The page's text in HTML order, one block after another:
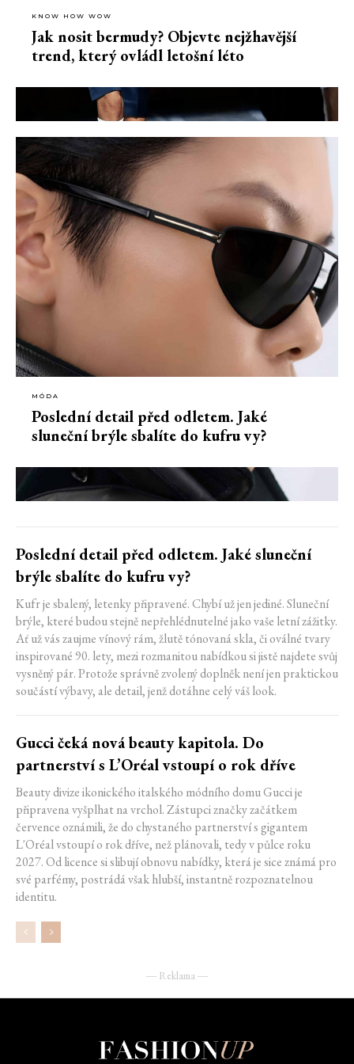
KNOW HOW WOW
Jak nosit bermudy? Objevte nejžhavější
trend, který ovládl letošní léto
MÓDA
Poslední detail před odletem. Jaké
sluneční brýle sbalíte do kufru vy?
Poslední detail před odletem. Jaké sluneční
brýle sbalíte do kufru vy?
Kufr je sbalený, letenky připravené. Chybí už jen jediné. Sluneční
brýle, které budou stejně nepřehlédnutelné jako vaše letní zážitky.
Ať už vás zaujme vínový rám, žlutě tónovaná skla, či oválné tvary
inspirované 90. lety, mezi rozmanitou nabídkou si jistě najdete svůj
vysněný pár. Protože správně zvolený doplněk není jen praktickou
součástí výbavy, ale detail, jenž dotáhne celý váš look.
Gucci čeká nová beauty kapitola. Do
partnerství s L’Oréal vstoupí o rok dříve
Beauty divize ikonického italského módního domu Gucci je
připravena vyšplhat na vrchol. Zástupci značky začátkem
července oznámili, že do chystaného partnerství s gigantem
L'Oréal vstoupí o rok dříve, než plánovali, tedy v půlce roku
2027. Od licence si slibují obnovu nabídky, která je sice známá pro
své parfémy, postrádá však hlubší, instantně rozpoznatelnou
identitu.
― Reklama ―